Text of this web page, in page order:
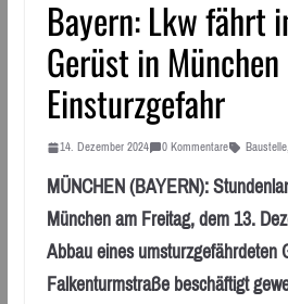
Bayern: Lkw fährt
Gerüst in
Einsturzgefahr
14. Dezember 2024 0 Kommentare Baustelle,
MÜNCHEN (BAYERN):
München am Freitag, dem 13.
Abbau eines umsturzgefährdeten
Falkenturmstraße beschäftigt